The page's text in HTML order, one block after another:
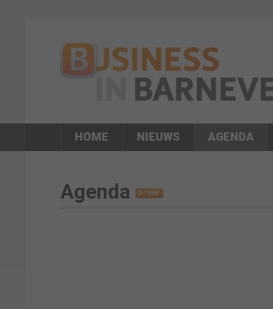
HOME NIEUWS AGENDA
Agenda